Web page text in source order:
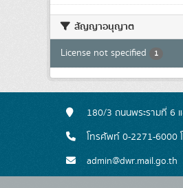
สัญญาอนุญาต
License not specified 1
180/3 ถนนพระรามที่ 6
โทรศัพท์ 0-2271-6000
admin@dwr.mail.go.th